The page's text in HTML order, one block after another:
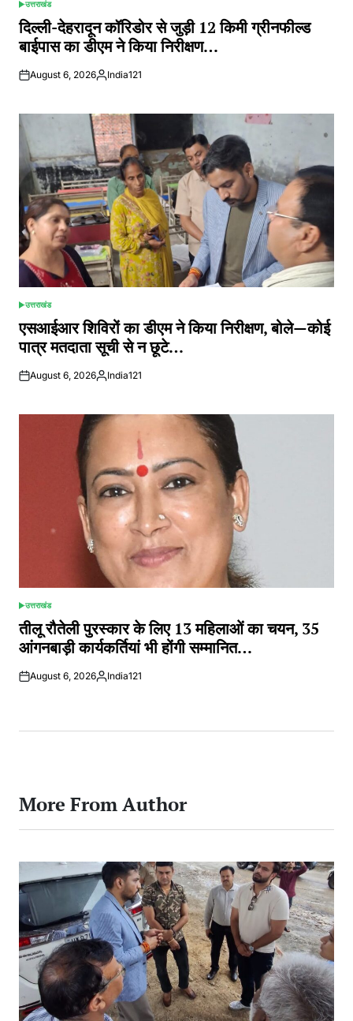
POSTED
IN
उत्तराखंड
दिल्ली-देहरादून कॉरिडोर से जुड़ी 12 किमी ग्रीनफील्ड
बाईपास का डीएम ने किया निरीक्षण…
August 6, 2026Posted
India121
POSTED
IN
उत्तराखंड
एसआईआर शिविरों का डीएम ने किया निरीक्षण, बोले—कोई
पात्र मतदाता सूची से न छूटे…
August 6, 2026Posted
India121
POSTED
IN
उत्तराखंड
तीलू रौतेली पुरस्कार के लिए 13 महिलाओं का चयन, 35
आंगनबाड़ी कार्यकर्तियां भी होंगी सम्मानित…
August 6, 2026Posted
India121
More From Author